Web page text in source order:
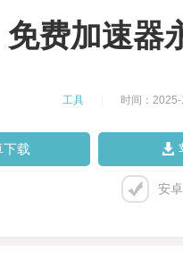
免费加速器
工具 时间：
下载
安